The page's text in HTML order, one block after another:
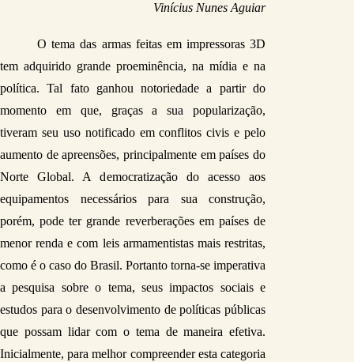
Vinícius Nunes Aguiar
O tema das armas feitas em impressoras 3D
tem adquirido grande proeminência, na mídia e na
política. Tal fato ganhou notoriedade a partir do
momento em que, graças a sua popularização,
tiveram seu uso notificado em conflitos civis e pelo
aumento de apreensões, principalmente em países do
Norte Global. A democratização do acesso aos
equipamentos necessários para sua construção,
porém, pode ter grande reverberações em países de
menor renda e com leis armamentistas mais restritas,
como é o caso do Brasil. Portanto torna-se imperativa
a pesquisa sobre o tema, seus impactos sociais e
estudos para o desenvolvimento de políticas públicas
que possam lidar com o tema de maneira efetiva.
Inicialmente, para melhor compreender esta categoria